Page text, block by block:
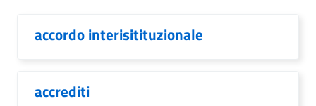
accordo interisitituzionale
accrediti